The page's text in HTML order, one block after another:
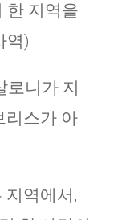
한 지역을
역)
로니가 지
리스가 아
지역에서,